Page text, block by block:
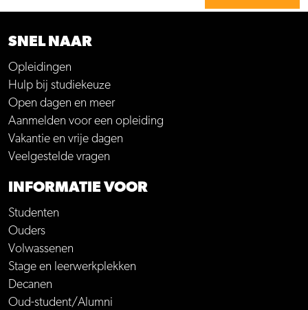
SNEL NAAR
Opleidingen
Hulp bij studiekeuze
Open dagen en meer
Aanmelden voor een opleiding
Vakantie en vrije dagen
Veelgestelde vragen
INFORMATIE VOOR
Studenten
Ouders
Volwassenen
Stage en leerwerkplekken
Decanen
Oud-student/Alumni